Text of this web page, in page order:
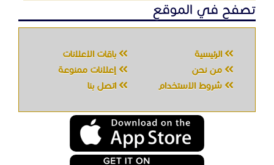
تصفح في الموقع
الرئيسية
باقات الإعلانات
من نحن
إعلانات ممنوعة
شروط الاستخدام
اتصل بنا